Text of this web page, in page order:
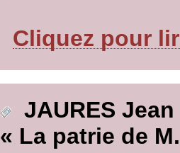
Cliquez pour
JAURES Jean
« La patrie de